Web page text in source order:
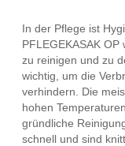
In der Pflege ist
PFLEGEKASAK
zu reinigen und zu
wichtig, um die
verhindern. Die
hohen
gründliche
schnell und sind